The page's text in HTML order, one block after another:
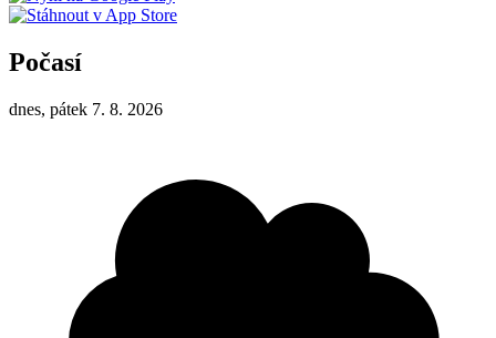
Počasí
dnes, pátek 7. 8. 2026